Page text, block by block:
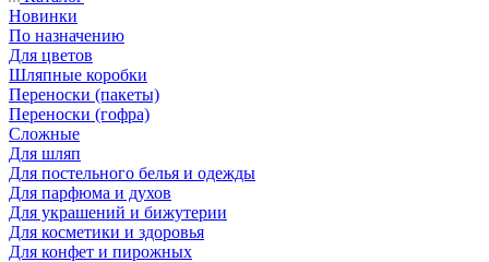
Новинки
По назначению
Для цветов
Шляпные коробки
Переноски (пакеты)
Переноски (гофра)
Сложные
Для шляп
Для постельного белья и одежды
Для парфюма и духов
Для украшений и бижутерии
Для косметики и здоровья
Для конфет и пирожных